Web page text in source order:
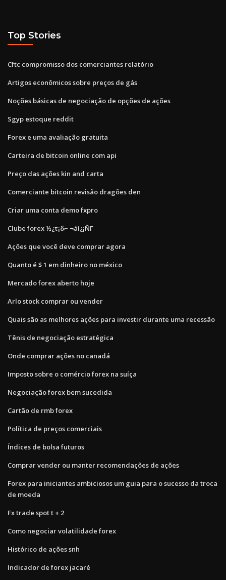
Top Stories
Cftc compromisso dos comerciantes relatório
Artigos econômicos sobre preços de gás
Noções básicas de negociação de opções de ações
Sgyp estoque reddit
Forex e uma avaliação gratuita
Carteira de bitcoin online com api
Preço das ações kin and carta
Comerciante bitcoin revisão dragões den
Criar uma conta demo fxpro
Clube forex ½¿τ¡δ⌐ ¬áí¿¡ÑΓ
Ações que você deve comprar agora
Quanto é $ 1 em dinheiro no méxico
Mercado forex aberto hoje
Arlo stock comprar ou vender
Quais são as melhores ações para investir durante uma recessão
Tênis de negociação estratégica
Onde comprar ações no canadá
Imposto sobre o comércio forex na suíça
Negociação forex bem sucedida
Cartão de rmb forex
Política de preços comerciais
Índices de bolsa futuros
Comprar vender ou manter recomendações de ações
Forex para iniciantes ambiciosos um guia para o sucesso da troca
de moeda
Fx trade spot t + 2
Como negociar volatilidade forex
Histórico de ações snh
Indicador de forex jacaré